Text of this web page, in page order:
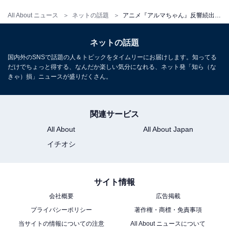
All About ニュース ネットの話題
ネットの話題
国内外のSNSで話題の人＆トピックをタイムリーにお届けします。知ってる
だけでちょっと得する、なんだか楽しい気分になれる、ネット発「知ら（な
きゃ）損」ニュースが盛りだくさん。
関連サービス
All About
All About Japan
イチオシ
サイト情報
会社概要
広告掲載
プライバシーポリシー
著作権・商標・免責事項
当サイトの情報についての注意
All About ニュースについて